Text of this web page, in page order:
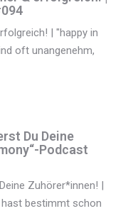
| "happy in
oft unangenehm,
Du Deine
Podcast
Zuhörer*innen! |
bestimmt schon